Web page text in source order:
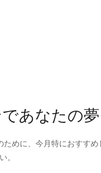
あなたの
めに、今月特におすすめ
。